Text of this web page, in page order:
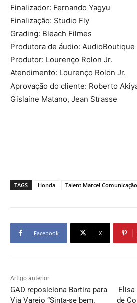
Finalizador: Fernando Yagyu
Finalização: Studio Fly
Grading: Bleach Filmes
Produtora de áudio: AudioBoutique
Produtor: Lourenço Rolon Jr.
Atendimento: Lourenço Rolon Jr.
Aprovação do cliente: Roberto
Gislaine Matano, Jean Strasse
TAGS Honda Talent Marcel
Facebook X
Artigo anterior
GAD reposiciona Bartira para
Via Varejo “Sinta-se bem.
Elisa
de